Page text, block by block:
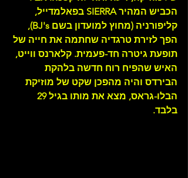
הכביש המהיר SIERRA בפאלמדייל,
קליפורניה (מחוץ למועדון בשם BJ's),
הפך לזירת טרגדיה שחתמה את חייה של
תופעת גיטרה חד-פעמית. קלארנס ווייט,
האיש שהפיח רוח חדשה בלהקת
הבירדס והיה מהפכן שקט של מוזיקת
בלבד.